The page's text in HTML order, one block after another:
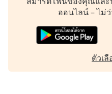
ออนไลน์ – ไม่
ตัวเ